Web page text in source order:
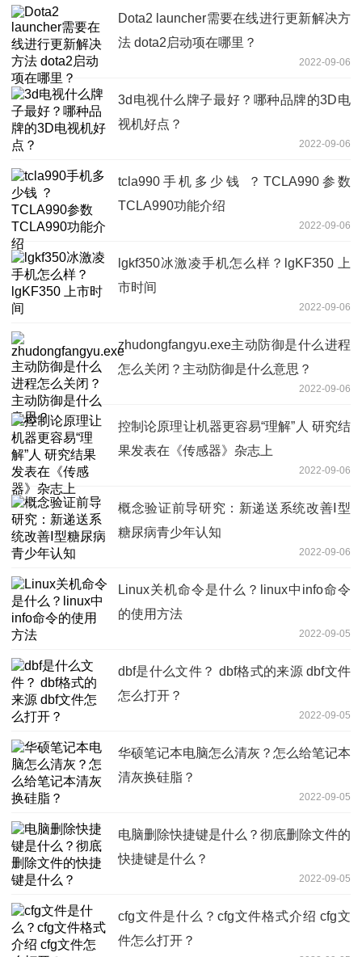
Dota2 launcher需要在线进行更新解决方
法 dota2启动项在哪里？
2022-09-06
3d电视什么牌子最好？哪种品牌的3D电
视机好点？
2022-09-06
tcla990手机多少钱 ？TCLA990参数
TCLA990功能介绍
2022-09-06
lgkf350冰激凌手机怎么样？lgKF350 上
市时间
2022-09-06
zhudongfangyu.exe主动防御是什么进程
怎么关闭？主动防御是什么意思？
2022-09-06
控制论原理让机器更容易“理解”人 研究结
果发表在《传感器》杂志上
2022-09-06
概念验证前导研究：新递送系统改善Ⅰ型
糖尿病青少年认知
2022-09-06
Linux关机命令是什么？linux中info命令
的使用方法
2022-09-05
dbf是什么文件？ dbf格式的来源 dbf文件
怎么打开？
2022-09-05
华硕笔记本电脑怎么清灰？怎么给笔记本
清灰换硅脂？
2022-09-05
电脑删除快捷键是什么？彻底删除文件的
快捷键是什么？
2022-09-05
cfg文件是什么？cfg文件格式介绍 cfg文
件怎么打开？